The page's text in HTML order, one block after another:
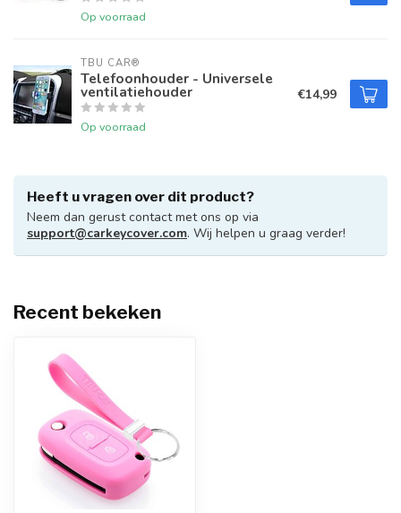
Op voorraad
TBU CAR®
Telefoonhouder - Universele
ventilatiehouder
Op voorraad
€14,99
Heeft u vragen over dit product?
Neem dan gerust contact met ons op via
support@carkeycover.com. Wij helpen u graag verder!
Recent bekeken